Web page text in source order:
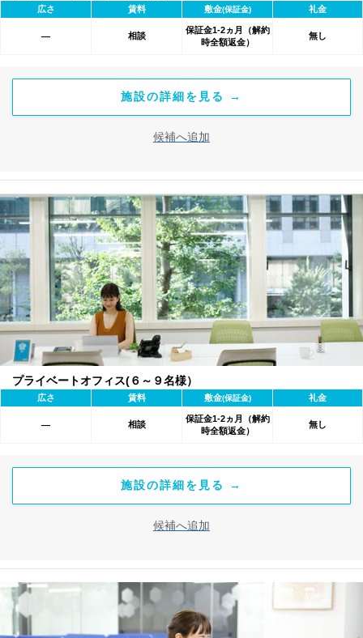
広さ 賃料 敷金(保証金) 礼金
― 相談
保証金1-2ヵ月（解約
時全額返金）
無し
施設の詳細を見る →
候補へ追加
プライベートオフィス(６～９名様）
広さ 賃料 敷金(保証金) 礼金
― 相談
保証金1-2ヵ月（解約
時全額返金）
無し
施設の詳細を見る →
候補へ追加